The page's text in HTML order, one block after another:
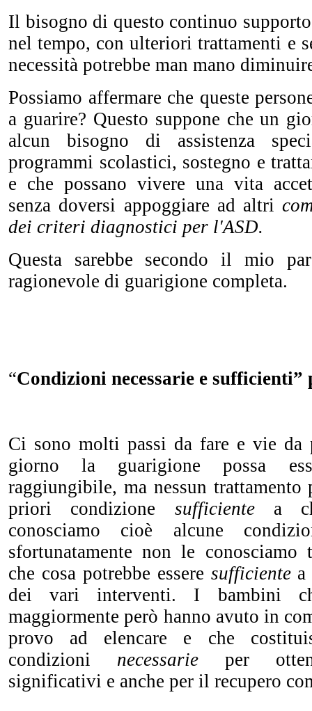
Il bisogno di questo continuo
nel tempo, con ulteriori trattamenti e
necessità potrebbe man mano
Possiamo affermare che queste
a guarire? Questo suppone che un
alcun bisogno di assistenza
programmi scolastici, sostegno e
e che possano vivere una vita
senza doversi appoggiare ad altri
dei criteri diagnostici per l'ASD.
Questa sarebbe secondo il mio
ragionevole di guarigione completa.
“Condizioni necessarie e
Ci sono molti passi da fare e vie da
giorno la guarigione possa
raggiungibile, ma nessun trattamento
priori condizione sufficiente a
conosciamo cioè alcune
sfortunatamente non le conosciamo
che cosa potrebbe essere sufficiente a
dei vari interventi. I bambini
maggiormente però hanno avuto in
provo ad elencare e che
condizioni necessarie per
significativi e anche per il recupero